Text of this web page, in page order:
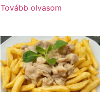
Tovább olvasom